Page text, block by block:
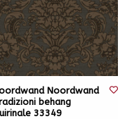
Noordwand
behang
33349